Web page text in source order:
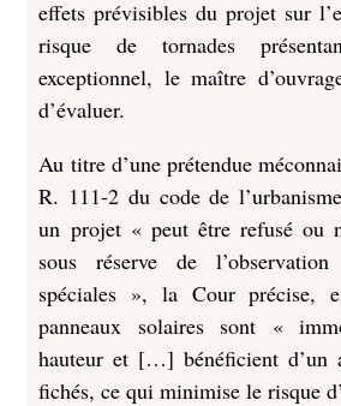
effets prévisibles du projet sur
risque de tornades
exceptionnel, le maître
d’évaluer.
Au titre d’une prétendue
R. 111-2 du code de
un projet « peut être refusé ou
sous réserve de
spéciales », la Cour précise,
panneaux solaires sont «
hauteur et […] bénéficient d’un
fichés, ce qui minimise le risque